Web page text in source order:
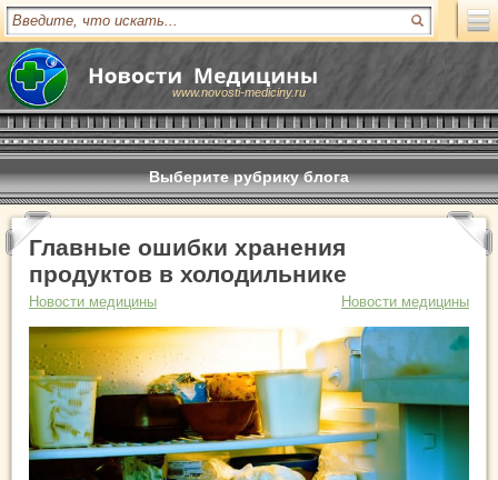
www.novosti-mediciny.ru
Выберите рубрику блога
Главные ошибки хранения
продуктов в холодильнике
Новости медицины Новости медицины